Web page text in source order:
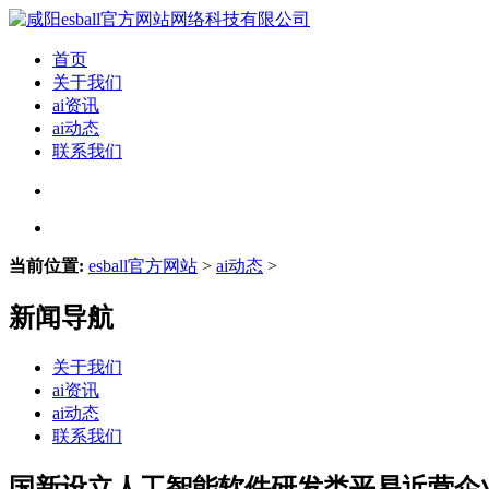
首页
关于我们
ai资讯
ai动态
联系我们
当前位置: esball官方网站 > ai动态 >
新闻导航
关于我们
ai资讯
ai动态
联系我们